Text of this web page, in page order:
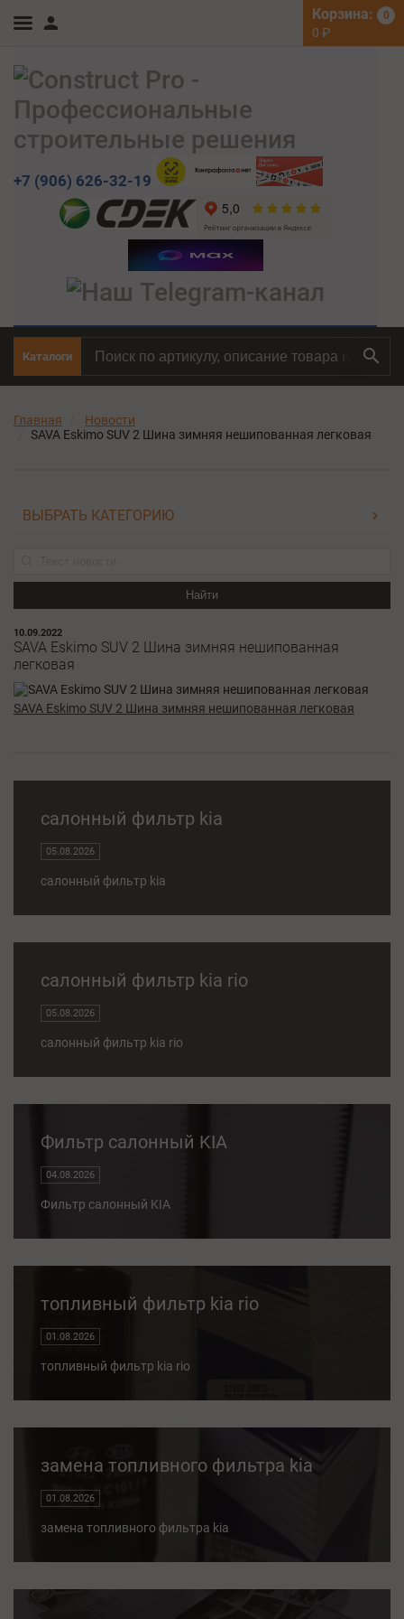
Корзина: 0
0 ₽
+7 (906) 626-32-19
Каталоги
Главная
Новости
SAVA Eskimo SUV 2 Шина зимняя нешипованная легковая
ВЫБРАТЬ КАТЕГОРИЮ
Найти
10.09.2022
SAVA Eskimo SUV 2 Шина зимняя нешипованная
легковая
SAVA Eskimo SUV 2 Шина зимняя нешипованная легковая
салонный фильтр kia
05.08.2026
салонный фильтр kia
салонный фильтр kia rio
05.08.2026
салонный фильтр kia rio
Фильтр салонный KIA
04.08.2026
Фильтр салонный KIA
топливный фильтр kia rio
01.08.2026
топливный фильтр kia rio
замена топливного фильтра kia
01.08.2026
замена топливного фильтра kia